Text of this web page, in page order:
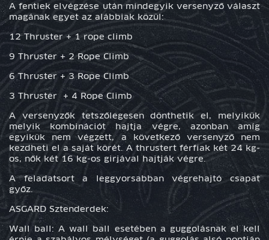
A fentiek elvégzése után mindegyik versenyző választ
magának egyet az alábbiak közül:
12 Thruster + 1 rope climb
9 Thruster + 2 Rope Climb
6 Thruster + 3 Rope Climb
3 Thruster + 4 Rope Climb
A versenyzők tetszőlegesen dönthetik el, melyikük
melyik kombinációt hajtja végre, azonban amíg
egyikük nem végzett, a következő versenyző nem
kezdheti el a saját körét. A thrustert férfiak két 24 kg-
os, nők két 16 kg-os girjával hajtják végre.
A feladatsort a leggyorsabban végrehajtó csapat
győz.
ASGARD Sztenderdek:
Wall ball: A wall ball esetében a guggolásnak el kell